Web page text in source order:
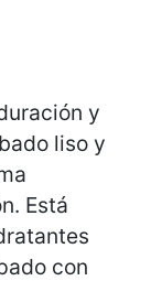
y
liso y
Está
con